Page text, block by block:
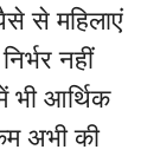
से महिलाएं
नहीं
भी आर्थिक
अभी की